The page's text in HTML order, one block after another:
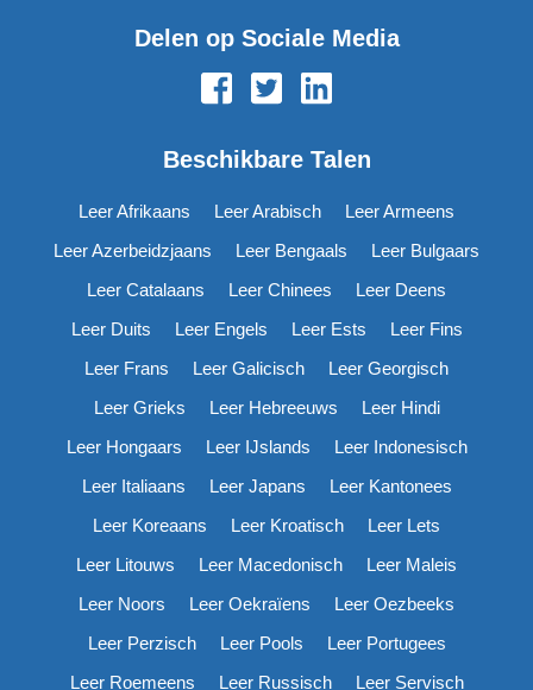
Delen op Sociale Media
Beschikbare Talen
Leer Afrikaans Leer Arabisch
Leer Armeens
Leer Azerbeidzjaans
Leer Bengaals
Leer Bulgaars
Leer Catalaans
Leer Chinees
Leer Deens
Leer Duits
Leer Engels Leer Ests
Leer Fins
Leer Frans
Leer Galicisch
Leer Georgisch
Leer Grieks
Leer Hebreeuws
Leer Hindi
Leer Hongaars
Leer IJslands
Leer Indonesisch
Leer Italiaans
Leer Japans
Leer Kantonees
Leer Koreaans
Leer Kroatisch
Leer Lets
Leer Litouws
Leer Macedonisch
Leer Maleis
Leer Noors
Leer Oekraïens
Leer Oezbeeks
Leer Perzisch
Leer Pools
Leer Portugees
Leer Roemeens
Leer Russisch
Leer Servisch